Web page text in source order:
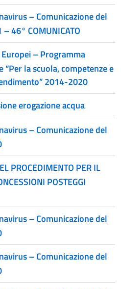
– Comunicazione del
46° COMUNICATO
– Programma
“Per la scuola, competenze e
2014-2020
erogazione acqua
– Comunicazione del
PROCEDIMENTO PER IL
POSTEGGI
– Comunicazione del
– Comunicazione del